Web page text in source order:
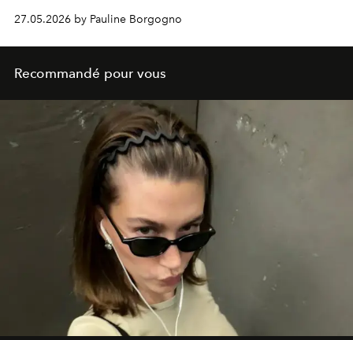
dialogue passionné avec l’Écosse.
27.05.2026 by Pauline Borgogno
Recommandé pour vous